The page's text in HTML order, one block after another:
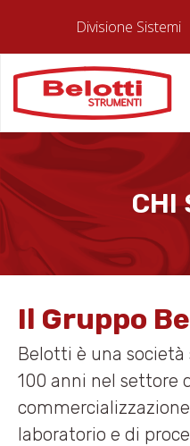
Divisione Sistemi
CHI
Il Gruppo
Belotti è una
100 anni nel settore
laboratorio e di